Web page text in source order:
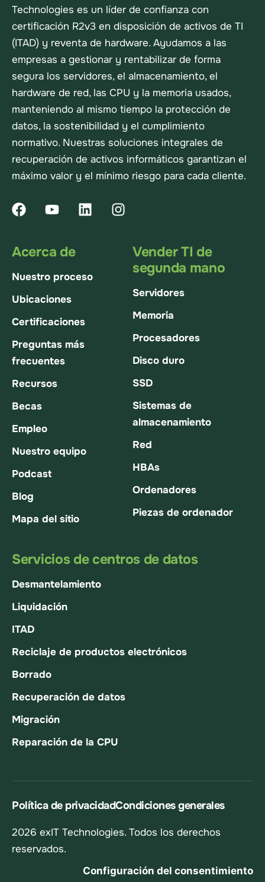
Technologies es un líder de confianza con
certificación R2v3 en disposición de activos de TI
(ITAD) y reventa de hardware. Ayudamos a las
empresas a gestionar y rentabilizar de forma
segura los servidores, el almacenamiento, el
hardware de red, las CPU y la memoria usados,
manteniendo al mismo tiempo la protección de
datos, la sostenibilidad y el cumplimiento
normativo. Nuestras soluciones integrales de
recuperación de activos informáticos garantizan el
máximo valor y el mínimo riesgo para cada cliente.
Acerca de
Nuestro proceso
Ubicaciones
Certificaciones
Preguntas más
frecuentes
Recursos
Becas
Empleo
Nuestro equipo
Podcast
Blog
Mapa del sitio
Vender TI de
segunda mano
Servidores
Memoria
Procesadores
Disco duro
SSD
Sistemas de
almacenamiento
Red
HBAs
Ordenadores
Piezas de ordenador
Servicios de centros de datos
Desmantelamiento
Liquidación
ITAD
Reciclaje de productos electrónicos
Borrado
Recuperación de datos
Migración
Reparación de la CPU
2026 exIT Technologies. Todos los derechos
reservados.
Política de privacidadCondiciones generales
Configuración del consentimiento